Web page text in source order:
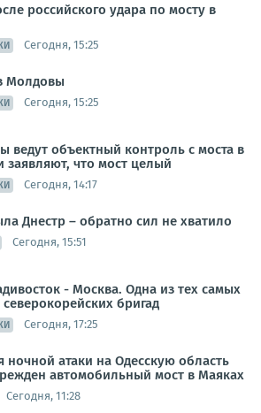
российского удара по мосту в
Сегодня, 15:25
Молдовы
Сегодня, 15:25
ведут объектный контроль с моста в
заявляют, что мост целый
Сегодня, 14:17
Днестр – обратно сил не хватило
Сегодня, 15:51
- Москва. Одна из тех самых
бригад
Сегодня, 17:25
ночной атаки на Одесскую область
автомобильный мост в Маяках
Сегодня, 11:28